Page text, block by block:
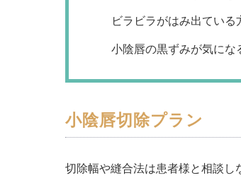
ビラビラがはみ出ている
小陰唇の黒ずみが気にな
小陰唇切除プラン
切除幅や縫合法は患者様と相談し